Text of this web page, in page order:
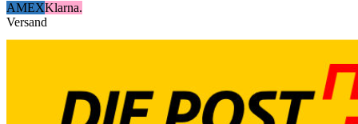
AMEXKlarna.
Versand